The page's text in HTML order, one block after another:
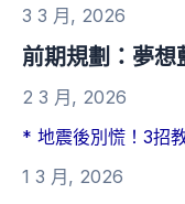
3 3 月, 2026
前期規劃：夢想
2 3 月, 2026
* 地震後別慌！3招
1 3 月, 2026